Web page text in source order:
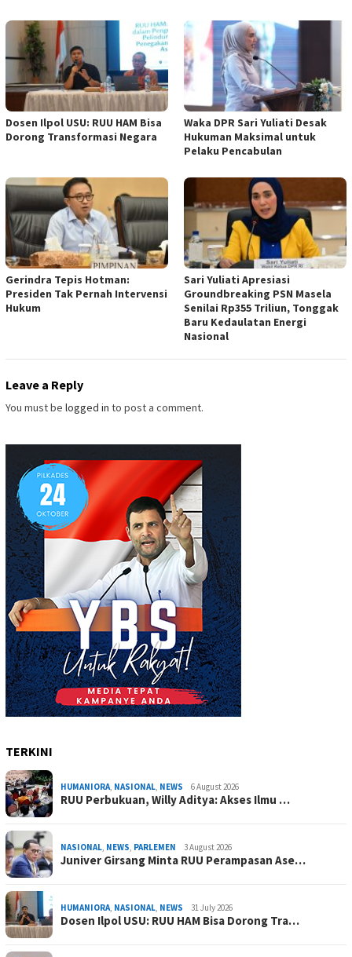
Dosen Ilpol USU: RUU HAM Bisa
Dorong Transformasi Negara
Waka DPR Sari Yuliati Desak
Hukuman Maksimal untuk
Pelaku Pencabulan
Gerindra Tepis Hotman:
Presiden Tak Pernah Intervensi
Hukum
Sari Yuliati Apresiasi
Groundbreaking PSN Masela
Senilai Rp355 Triliun, Tonggak
Baru Kedaulatan Energi
Nasional
Leave a Reply
You must be logged in to post a comment.
TERKINI
HUMANIORA, NASIONAL, NEWS 6 August 2026
RUU Perbukuan, Willy Aditya: Akses Ilmu …
NASIONAL, NEWS, PARLEMEN 3 August 2026
Juniver Girsang Minta RUU Perampasan Ase…
HUMANIORA, NASIONAL, NEWS 31 July 2026
Dosen Ilpol USU: RUU HAM Bisa Dorong Tra…